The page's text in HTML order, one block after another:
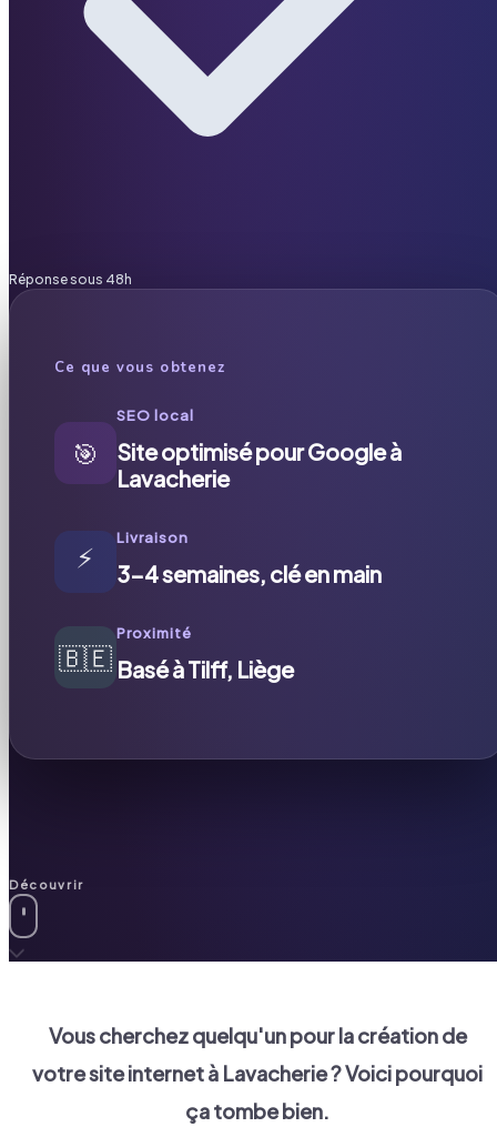
Réponse sous 48h
Ce que vous obtenez
🎯
SEO local
Site optimisé pour Google à
Lavacherie
⚡
Livraison
3-4 semaines, clé en main
🇧🇪
Proximité
Basé à Tilff, Liège
Découvrir
Vous cherchez quelqu'un pour la création de
votre site internet à Lavacherie? Voici pourquoi
ça tombe bien.